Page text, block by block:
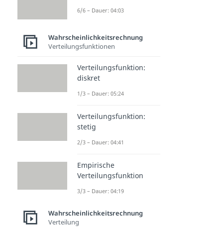
6/6 – Dauer: 04:03
Wahrscheinlichkeitsrechnung
Verteilungsfunktionen
Verteilungsfunktion:
diskret
1/3 – Dauer: 05:24
Verteilungsfunktion:
stetig
2/3 – Dauer: 04:41
Empirische
Verteilungsfunktion
3/3 – Dauer: 04:19
Wahrscheinlichkeitsrechnung
Verteilung